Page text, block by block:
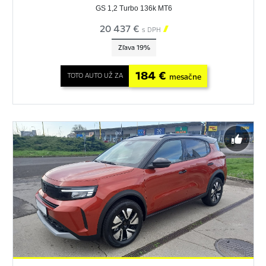
GS 1,2 Turbo 136k MT6
20 437 € s DPH 
Zľava 19%
TOTO AUTO UŽ ZA 184 € mesačne